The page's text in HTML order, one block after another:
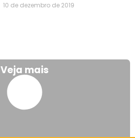
10 de dezembro de 2019
Veja mais